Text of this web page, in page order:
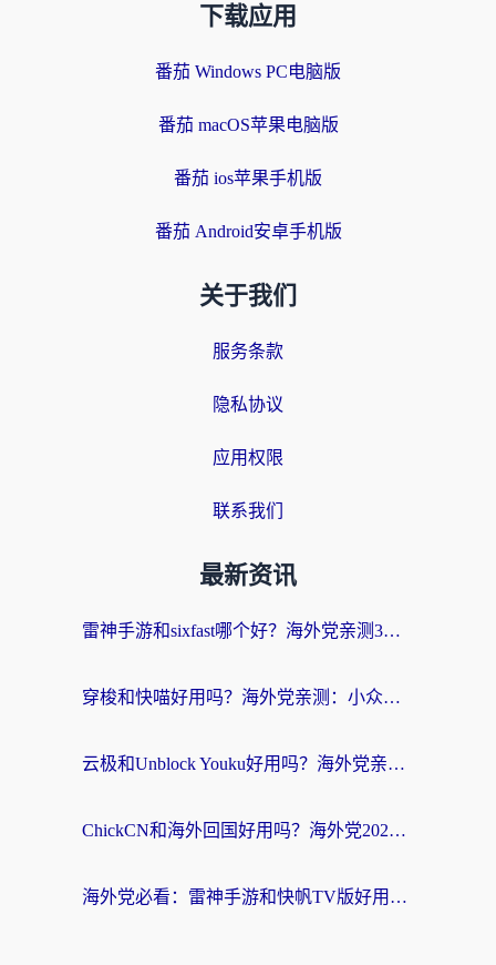
下载应用
番茄 Windows PC电脑版
番茄 macOS苹果电脑版
番茄 ios苹果手机版
番茄 Android安卓手机版
关于我们
服务条款
隐私协议
应用权限
联系我们
最新资讯
雷神手游和sixfast哪个好？海外党亲测3款回国加速器，教你选对不踩坑
穿梭和快喵好用吗？海外党亲测：小众加速器对比+番茄加速器深度体验
云极和Unblock Youku好用吗？海外党亲测+2026回国加速器避坑指南
ChickCN和海外回国好用吗？海外党2026亲测：从手游到影音，选对加速器的3个关键
海外党必看：雷神手游和快帆TV版好用吗？3步选对回国加速器不踩坑